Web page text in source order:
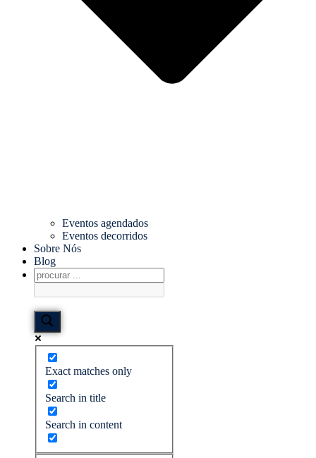
Eventos agendados
Eventos decorridos
Sobre Nós
Blog
Exact matches only
Search in title
Search in content